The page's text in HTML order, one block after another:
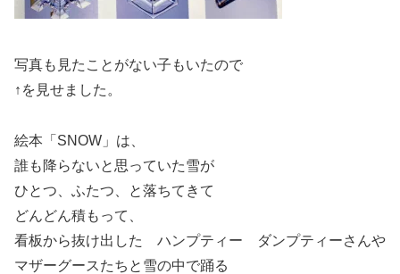
写真も見たことがない子もいたので
↑を見せました。
絵本「SNOW」は、
誰も降らないと思っていた雪が
ひとつ、ふたつ、と落ちてきて
どんどん積もって、
看板から抜け出した ハンプティー ダンプティーさんや
マザーグースたちと雪の中で踊る